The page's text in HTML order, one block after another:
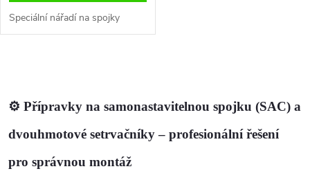
Speciální nářadí na spojky
v
l
á
⚙️ Přípravky na samonastavitelnou spojku (SAC) a
dvouhmotové setrvačníky – profesionální řešení
pro správnou montáž